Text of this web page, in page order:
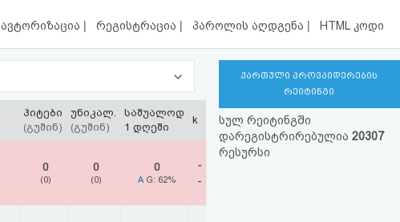
ავტორიზაცია | რეგისტრაცია | პაროლის აღდგენა | HTML კოდი
ჰიტები
(გუშინ)
უნიკალ.
(გუშინ)
საშუალოდ
1 დღეში
k
0
(0)
0
(0)
0
A G: 62%
-
-
ქართული პროვაიდერების
რეიტინგი
სულ რეიტინგში
დარეგისტრირებულია 20307
რესურსი